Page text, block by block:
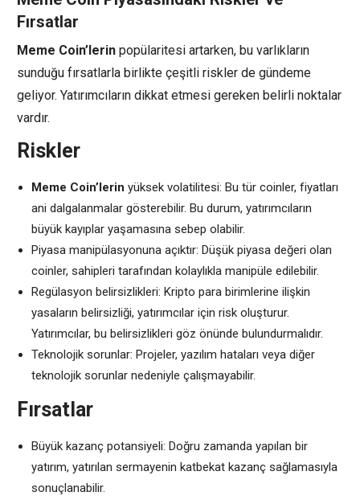
Fırsatlar
Meme Coin’lerin popülaritesi artarken, bu varlıkların
sunduğu fırsatlarla birlikte çeşitli riskler de gündeme
geliyor. Yatırımcıların dikkat etmesi gereken belirli noktalar
vardır.
Riskler
Meme Coin’lerin yüksek volatilitesi: Bu tür coinler, fiyatları
ani dalgalanmalar gösterebilir. Bu durum, yatırımcıların
büyük kayıplar yaşamasına sebep olabilir.
Piyasa manipülasyonuna açıktır: Düşük piyasa değeri olan
coinler, sahipleri tarafından kolaylıkla manipüle edilebilir.
Regülasyon belirsizlikleri: Kripto para birimlerine ilişkin
yasaların belirsizliği, yatırımcılar için risk oluşturur.
Yatırımcılar, bu belirsizlikleri göz önünde bulundurmalıdır.
Teknolojik sorunlar: Projeler, yazılım hataları veya diğer
teknolojik sorunlar nedeniyle çalışmayabilir.
Fırsatlar
Büyük kazanç potansiyeli: Doğru zamanda yapılan bir
yatırım, yatırılan sermayenin katbekat kazanç sağlamasıyla
sonuçlanabilir.